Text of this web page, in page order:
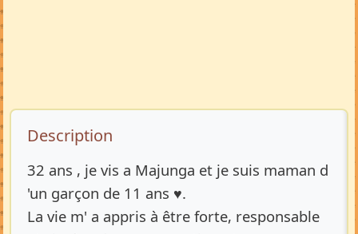
Description de l’annonce
Description
32 ans , je vis a Majunga et je suis maman d
'un garçon de 11 ans ♥️.
La vie m' a appris à être forte, responsable